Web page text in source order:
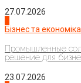
27.07.2026
Бізнес та економіка
Промышленные
решение для
23.07.2026